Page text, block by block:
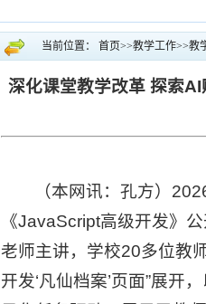
当前位置： 首页>>教学工作>>教
深化课堂教学改革 探索
（本网讯：孔方）
《JavaScript高级开发》
老师主讲，学校20多位教
开发‘凡仙档案’页面”展开